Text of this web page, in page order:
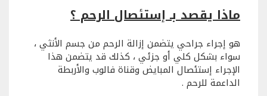
ماذا يقصد بـ إستئصال الرحم ؟
هو إجراء جراحي يتضمن إزالة الرحم من جسم الأنثي ،
سواء بشكل كلي أو جزئي ، كذلك قد يتضمن هذا
الإجراء إستئصال المبايض وقناة فالوب والأربطة
الداعمة للرحم .